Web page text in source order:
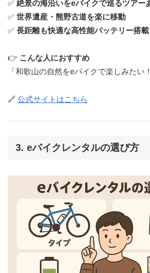
✅ 絶景の海沿いをeバイクで巡るツアー
✅ 世界遺産・熊野古道を楽に移動
✅ 長距離も快適な高性能バッテリー搭載
👉 こんな人におすすめ
「和歌山の自然をeバイクで楽しみたい
🔗 公式サイトはこちら
3. eバイクレンタルの選び方